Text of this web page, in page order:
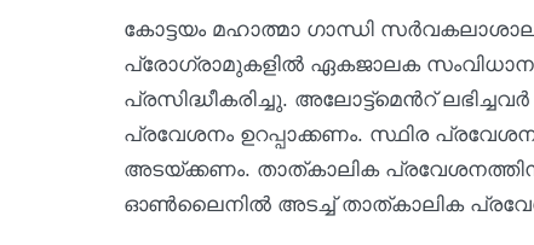
കോട്ടയം മഹാത്മാ ഗാന്ധി
പ്രോഗ്രാമുകളില്‍ ഏകജാലക
പ്രസിദ്ധീകരിച്ചു. അലോട്ട്മെന്‍റ്
പ്രവേശനം ഉറപ്പാക്കണം. സ്ഥിര
അടയ്ക്കണം. താത്കാലിക
ഓണ്‍ലൈനില്‍ അടച്ച് താത്കാലിക